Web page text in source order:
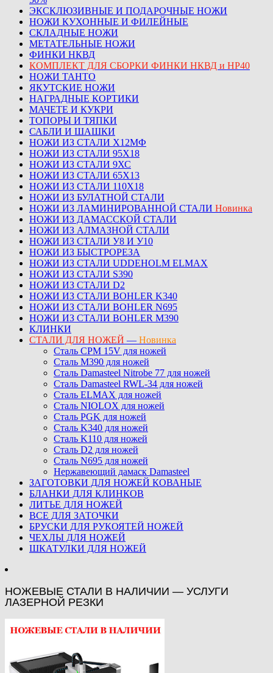
ЭКСКЛЮЗИВНЫЕ И ПОДАРОЧНЫЕ НОЖИ
НОЖИ КУХОННЫЕ И ФИЛЕЙНЫЕ
СКЛАДНЫЕ НОЖИ
МЕТАТЕЛЬНЫЕ НОЖИ
ФИНКИ НКВД
КОМПЛЕКТ ДЛЯ СБОРКИ ФИНКИ НКВД и НР40
НОЖИ ТАНТО
ЯКУТСКИЕ НОЖИ
НАГРАДНЫЕ КОРТИКИ
МАЧЕТЕ И КУКРИ
ТОПОРЫ И ТЯПКИ
САБЛИ И ШАШКИ
НОЖИ ИЗ СТАЛИ Х12МФ
НОЖИ ИЗ СТАЛИ 95Х18
НОЖИ ИЗ СТАЛИ 9ХС
НОЖИ ИЗ СТАЛИ 65Х13
НОЖИ ИЗ СТАЛИ 110Х18
НОЖИ ИЗ БУЛАТНОЙ СТАЛИ
НОЖИ ИЗ ЛАМИНИРОВАННОЙ СТАЛИ Новинка
НОЖИ ИЗ ДАМАССКОЙ СТАЛИ
НОЖИ ИЗ АЛМАЗНОЙ СТАЛИ
НОЖИ ИЗ СТАЛИ У8 И У10
НОЖИ ИЗ БЫСТРОРЕЗА
НОЖИ ИЗ СТАЛИ UDDEHOLM ELMAX
НОЖИ ИЗ СТАЛИ S390
НОЖИ ИЗ СТАЛИ D2
НОЖИ ИЗ СТАЛИ BOHLER K340
НОЖИ ИЗ СТАЛИ BOHLER N695
НОЖИ ИЗ СТАЛИ BOHLER M390
КЛИНКИ
СТАЛИ ДЛЯ НОЖЕЙ — Новинка
Сталь CPM 15V для ножей
Сталь M390 для ножей
Сталь Damasteel Nitrobe 77 для ножей
Сталь Damasteel RWL-34 для ножей
Сталь ELMAX для ножей
Сталь NIOLOX для ножей
Сталь PGK для ножей
Сталь K340 для ножей
Сталь K110 для ножей
Сталь D2 для ножей
Сталь N695 для ножей
Нержавеющий дамаск Damasteel
ЗАГОТОВКИ ДЛЯ НОЖЕЙ КОВАНЫЕ
БЛАНКИ ДЛЯ КЛИНКОВ
ЛИТЬЕ ДЛЯ НОЖЕЙ
ВСЕ ДЛЯ ЗАТОЧКИ
БРУСКИ ДЛЯ РУКОЯТЕЙ НОЖЕЙ
ЧЕХЛЫ ДЛЯ НОЖЕЙ
ШКАТУЛКИ ДЛЯ НОЖЕЙ
НОЖЕВЫЕ СТАЛИ В НАЛИЧИИ — УСЛУГИ
ЛАЗЕРНОЙ РЕЗКИ